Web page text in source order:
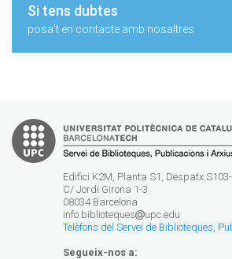
Si tens dubtes
posa't en contacte amb nosaltres
Edifici K2M, Planta S1, Despatx
C/ Jordi Girona 1-3
08034 Barcelona
info.biblioteques
upc.edu
Telèfons del Servei de Biblioteques,
Segueix-nos a: